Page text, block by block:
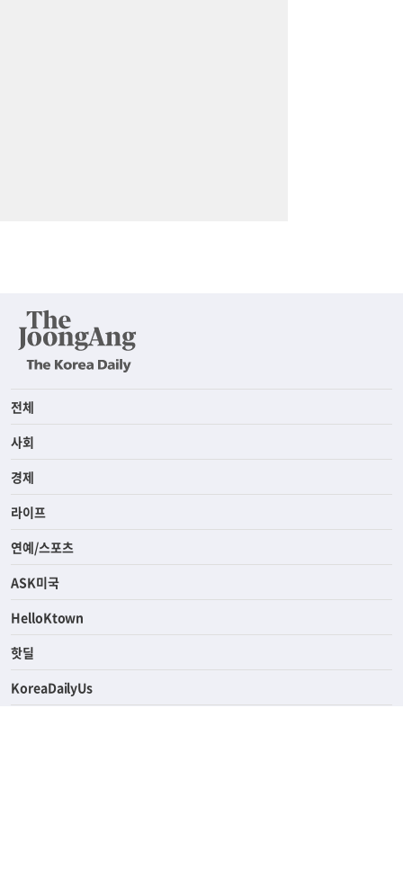
전체
사회
경제
라이프
연예/스포츠
ASK미국
HelloKtown
핫딜
KoreaDailyUs